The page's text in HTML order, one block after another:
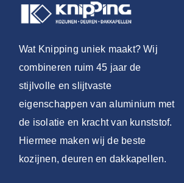
Wat Knipping uniek maakt? Wij
combineren ruim 45 jaar de
stijlvolle en slijtvaste
eigenschappen van aluminium met
de isolatie en kracht van kunststof.
Hiermee maken wij de beste
kozijnen, deuren en dakkapellen.